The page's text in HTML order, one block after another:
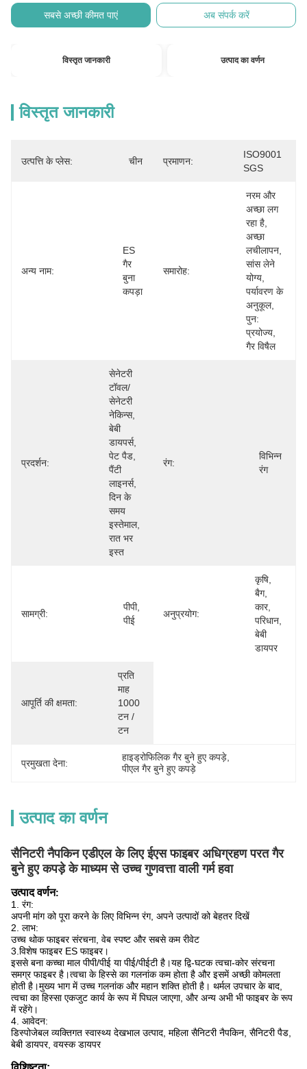
सबसे अच्छी कीमत पाएं अब संपर्क करें
विस्तृत जानकारी उत्पाद का वर्णन
विस्तृत जानकारी
उत्पत्ति के प्लेस: चीन प्रमाणन:
ISO9001
SGS
अन्य नाम:
ES
गैर
बुना
कपड़ा
समारोह:
नरम और
अच्छा लग
रहा है,
अच्छा
लचीलापन,
सांस लेने
योग्य,
पर्यावरण के
अनुकूल,
पुन:
प्रयोज्य,
गैर विषैल
प्रदर्शन:
सेनेटरी
टॉवल/
सेनेटरी
नेकिन्स,
बेबी
डायपर्स,
पेट पैड,
पैंटी
लाइनर्स,
दिन के
समय
इस्तेमाल,
रात भर
इस्त
रंग:
विभिन्न
रंग
सामग्री:
पीपी,
पीई
अनुप्रयोग:
कृषि,
बैग,
कार,
परिधान,
बेबी
डायपर
आपूर्ति की क्षमता:
प्रति
माह
1000
टन /
टन
प्रमुखता देना:
हाइड्रोफिलिक गैर बुने हुए कपड़े
पीएल गैर बुने हुए कपड़े
उत्पाद का वर्णन
सैनिटरी नैपकिन एडीएल के लिए ईएस फाइबर अधिग्रहण परत गैर
बुने हुए कपड़े के माध्यम से उच्च गुणवत्ता वाली गर्म हवा
उत्पाद वर्णन:
1. रंग:
अपनी मांग को पूरा करने के लिए विभिन्न रंग, अपने उत्पादों को बेहतर दिखें
2. लाभ:
उच्च थोक फाइबर संरचना, वेब स्पष्ट और सबसे कम रीवेट
3. विशेष फाइबर ES फाइबर।
इससे बना कच्चा माल पीपी/पीई या पीई/पीईटी है।यह द्वि-घटक त्वचा-कोर संरचना
समग्र फाइबर है।त्वचा के हिस्से का गलनांक कम होता है और इसमें अच्छी कोमलता
होती है।मुख्य भाग में उच्च गलनांक और महान शक्ति होती है। थर्मल उपचार के बाद,
त्वचा का हिस्सा एकजुट कार्य के रूप में पिघल जाएगा, और अन्य अभी भी फाइबर के रूप
में रहेंगे।
4. आवेदन:
डिस्पोजेबल व्यक्तिगत स्वास्थ्य देखभाल उत्पाद, महिला सैनिटरी नैपकिन, सैनिटरी पैड,
बेबी डायपर, वयस्क डायपर